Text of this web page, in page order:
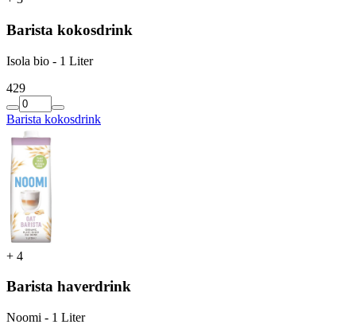
Barista kokosdrink
Isola bio - 1 Liter
429
Barista kokosdrink
+ 4
Barista haverdrink
Noomi - 1 Liter